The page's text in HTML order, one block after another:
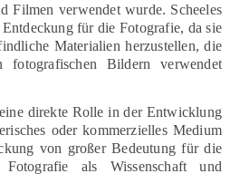
Filmen verwendet wurde. Scheeles
für die Fotografie, da sie
Materialien herzustellen, die
Bildern verwendet
direkte Rolle in der Entwicklung
oder kommerzielles Medium
von großer Bedeutung für die
als Wissenschaft und